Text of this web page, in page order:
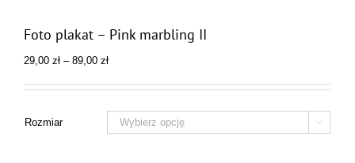
Foto plakat – Pink marbling II
29,00 zł – 89,00 złZakres
od
89,00 zł
Rozmiar 